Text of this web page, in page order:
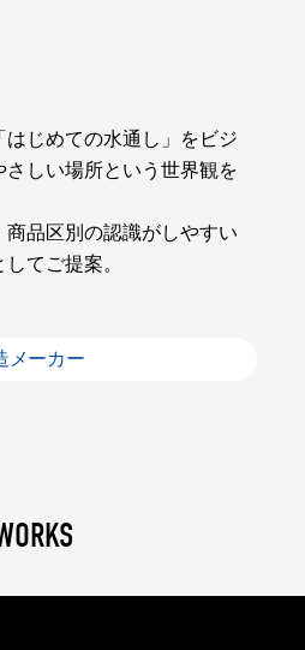
じめての水通し」をビジ
さしい場所という世界観を
品区別の認識がしやすい
てご提案。
メーカー